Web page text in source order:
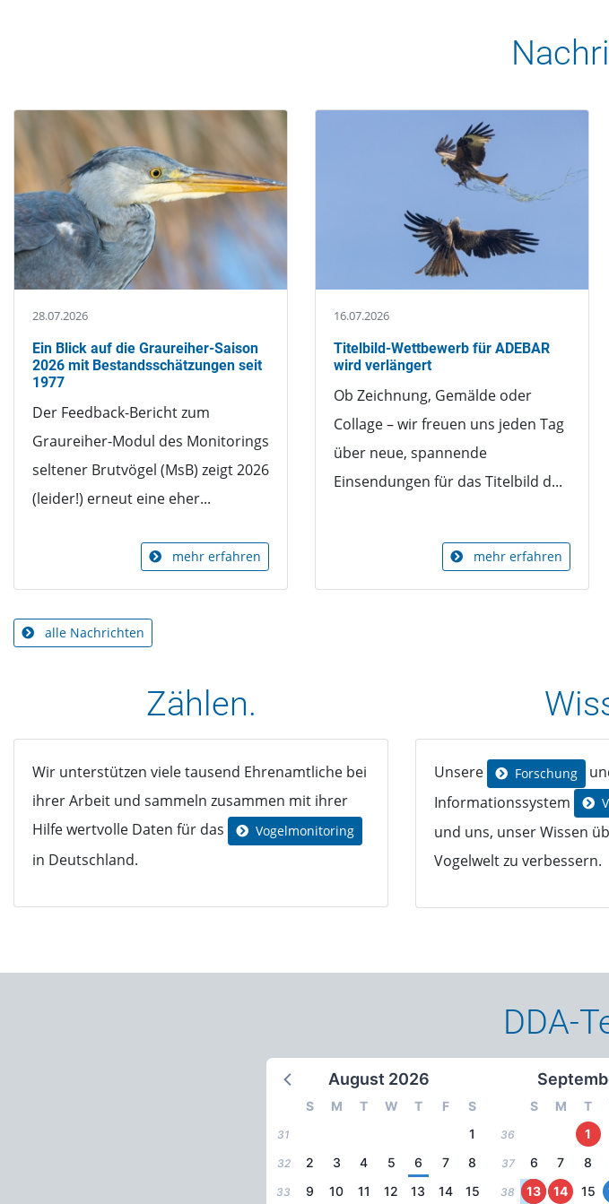
28.07.2026
Ein Blick auf die Graureiher-Saison
2026 mit Bestandsschätzungen seit
1977
Der Feedback-Bericht zum
Graureiher-Modul des Monitorings
seltener Brutvögel (MsB) zeigt 2026
(leider!) erneut eine eher...
mehr erfahren
16.07.2026
Titelbild-Wettbewerb für ADEBAR
wird verlängert
Ob Zeichnung, Gemälde oder
Collage – wir freuen uns jeden Tag
über neue, spannende
Einsendungen für das Titelbild d...
mehr erfahren
alle Nachrichten
Zählen.
Wir unterstützen viele tausend Ehrenamtliche bei
ihrer Arbeit und sammeln zusammen mit ihrer
Hilfe wertvolle Daten für das
Vogelmonitoring
in Deutschland.
Unsere Forschung
Informationssystem
und uns, unser Wissen
Vogelwelt zu verbessern.
DDA-
August 2026
S M T W T F S
31 1
32 2 3 4 5 6 7 8
33 9 10 11 12 13 14 15
S M T
36 1
37 6 7 8
38 13 14 15